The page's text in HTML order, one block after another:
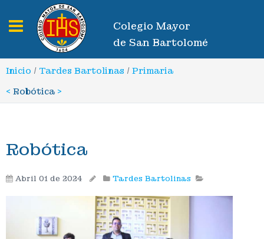
Toggle navigation
Colegio Mayor
de San Bartolomé
Inicio / Tardes Bartolinas / Primaria
< Robótica >
Robótica
Abril 01 de 2024 Tardes Bartolinas